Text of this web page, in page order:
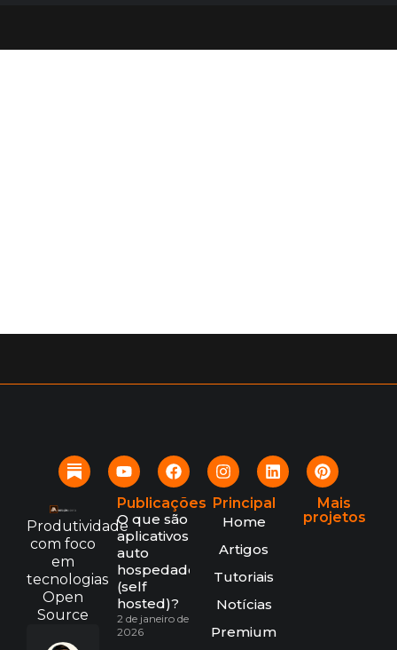
Produtividade
com foco
em
tecnologias
Open
Source
Publicações
O que são
aplicativos
auto
hospedados
(self
hosted)?
2 de janeiro de
2026
Principal
Home
Artigos
Tutoriais
Notícias
Premium
Mais
projetos